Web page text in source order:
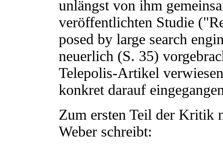
unlängst von ihm
veröffentlichten Studie
posed by large search
neuerlich (S. 35)
Telepolis-Artikel
konkret darauf
Zum ersten Teil der Kritik
Weber schreibt: